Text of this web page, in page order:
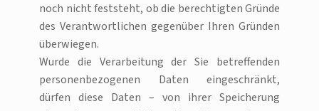
noch nicht feststeht, ob die berechtigten Gründe
des Verantwortlichen gegenüber Ihren Gründen
überwiegen.
Wurde die Verarbeitung der Sie betreffenden
personenbezogenen Daten eingeschränkt,
dürfen diese Daten – von ihrer Speicherung